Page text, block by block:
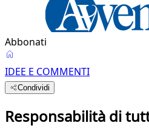
Abbonati
IDEE E COMMENTI
Condividi
Responsabilità di